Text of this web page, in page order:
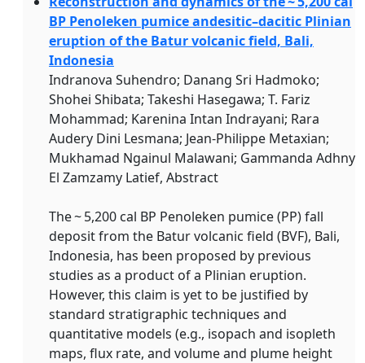
BP Penoleken pumice andesitic–dacitic Plinian
eruption of the Batur volcanic field, Bali,
Indonesia
Indranova Suhendro; Danang Sri Hadmoko;
Shohei Shibata; Takeshi Hasegawa; T. Fariz
Mohammad; Karenina Intan Indrayani; Rara
Audery Dini Lesmana; Jean-Philippe Metaxian;
Mukhamad Ngainul Malawani; Gammanda Adhny
El Zamzamy Latief, Abstract
The ~ 5,200 cal BP Penoleken pumice (PP) fall
deposit from the Batur volcanic field (BVF), Bali,
Indonesia, has been proposed by previous
studies as a product of a Plinian eruption.
However, this claim is yet to be justified by
standard stratigraphic techniques and
quantitative models (e.g., isopach and isopleth
maps, flux rate, and volume and plume height